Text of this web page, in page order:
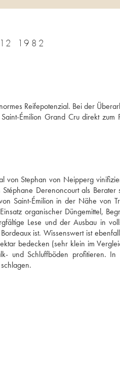
1982
Reifepotenzial. Bei der
Émilion Grand Cru direkt zum
von Stephan von Neipperg
Derenoncourt als Berater
Saint-Émilion in der Nähe von
organischer Düngemittel,
Lese und der Ausbau in
ist. Wissenswert ist
bedecken (sehr klein im
und Schluffböden profitieren. In